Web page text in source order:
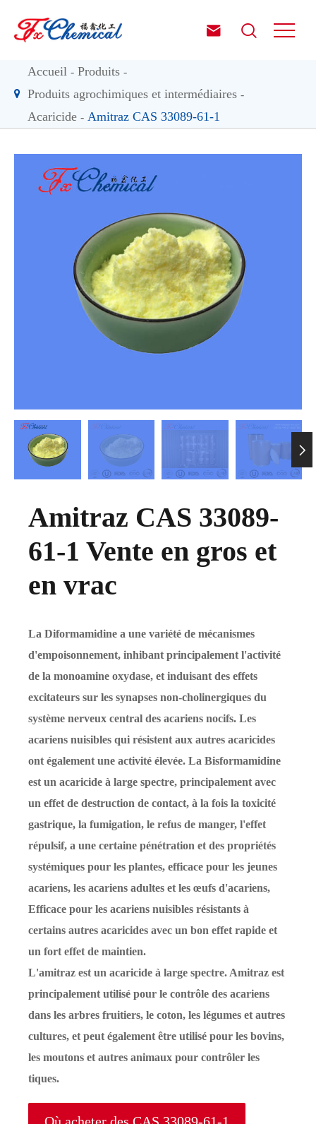
 
Accueil
Produits
Produits agrochimiques et intermédiaires
Acaricide
Amitraz CAS 33089-61-1

Amitraz CAS 33089-
61-1 Vente en gros et
en vrac
La Diformamidine a une variété de mécanismes
d'empoisonnement, inhibant principalement l'activité
de la monoamine oxydase, et induisant des effets
excitateurs sur les synapses non-cholinergiques du
système nerveux central des acariens nocifs. Les
acariens nuisibles qui résistent aux autres acaricides
ont également une activité élevée. La Bisformamidine
est un acaricide à large spectre, principalement avec
un effet de destruction de contact, à la fois la toxicité
gastrique, la fumigation, le refus de manger, l'effet
répulsif, a une certaine pénétration et des propriétés
systémiques pour les plantes, efficace pour les jeunes
acariens, les acariens adultes et les œufs d'acariens,
Efficace pour les acariens nuisibles résistants à
certains autres acaricides avec un bon effet rapide et
un fort effet de maintien.
L'amitraz est un acaricide à large spectre. Amitraz est
principalement utilisé pour le contrôle des acariens
dans les arbres fruitiers, le coton, les légumes et autres
cultures, et peut également être utilisé pour les bovins,
les moutons et autres animaux pour contrôler les
tiques.